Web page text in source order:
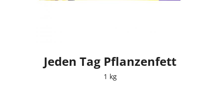
Jeden Tag Pflanzenfett
1 kg